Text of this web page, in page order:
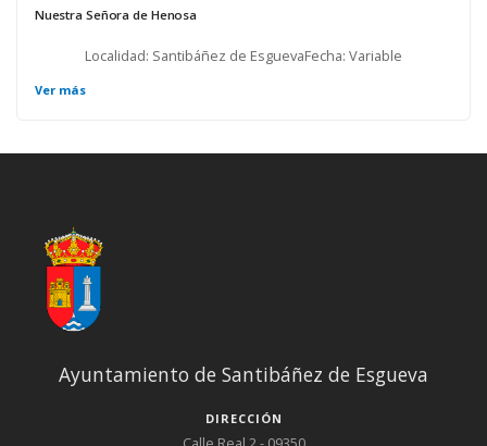
Nuestra Señora de Henosa
Localidad: Santibáñez de EsguevaFecha: Variable
Ver más
Ayuntamiento de Santibáñez de Esgueva
DIRECCIÓN